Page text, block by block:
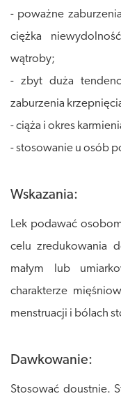
- poważne
ciężka
wątroby;
- zbyt duża
zaburzenia
- ciąża i okres
- stosowanie u osób
Wskazania:
Lek podawać
celu zredukowania
małym lub
charakterze
menstruacji i bólach
Dawkowanie:
Stosować doustnie.